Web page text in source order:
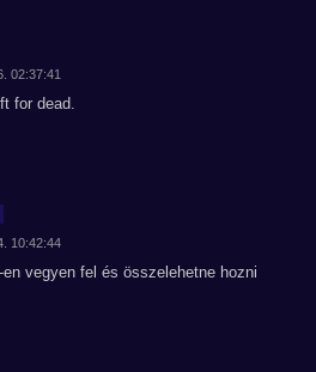
02:37:41
for dead.
10:42:44
vegyen fel és összelehetne hozni